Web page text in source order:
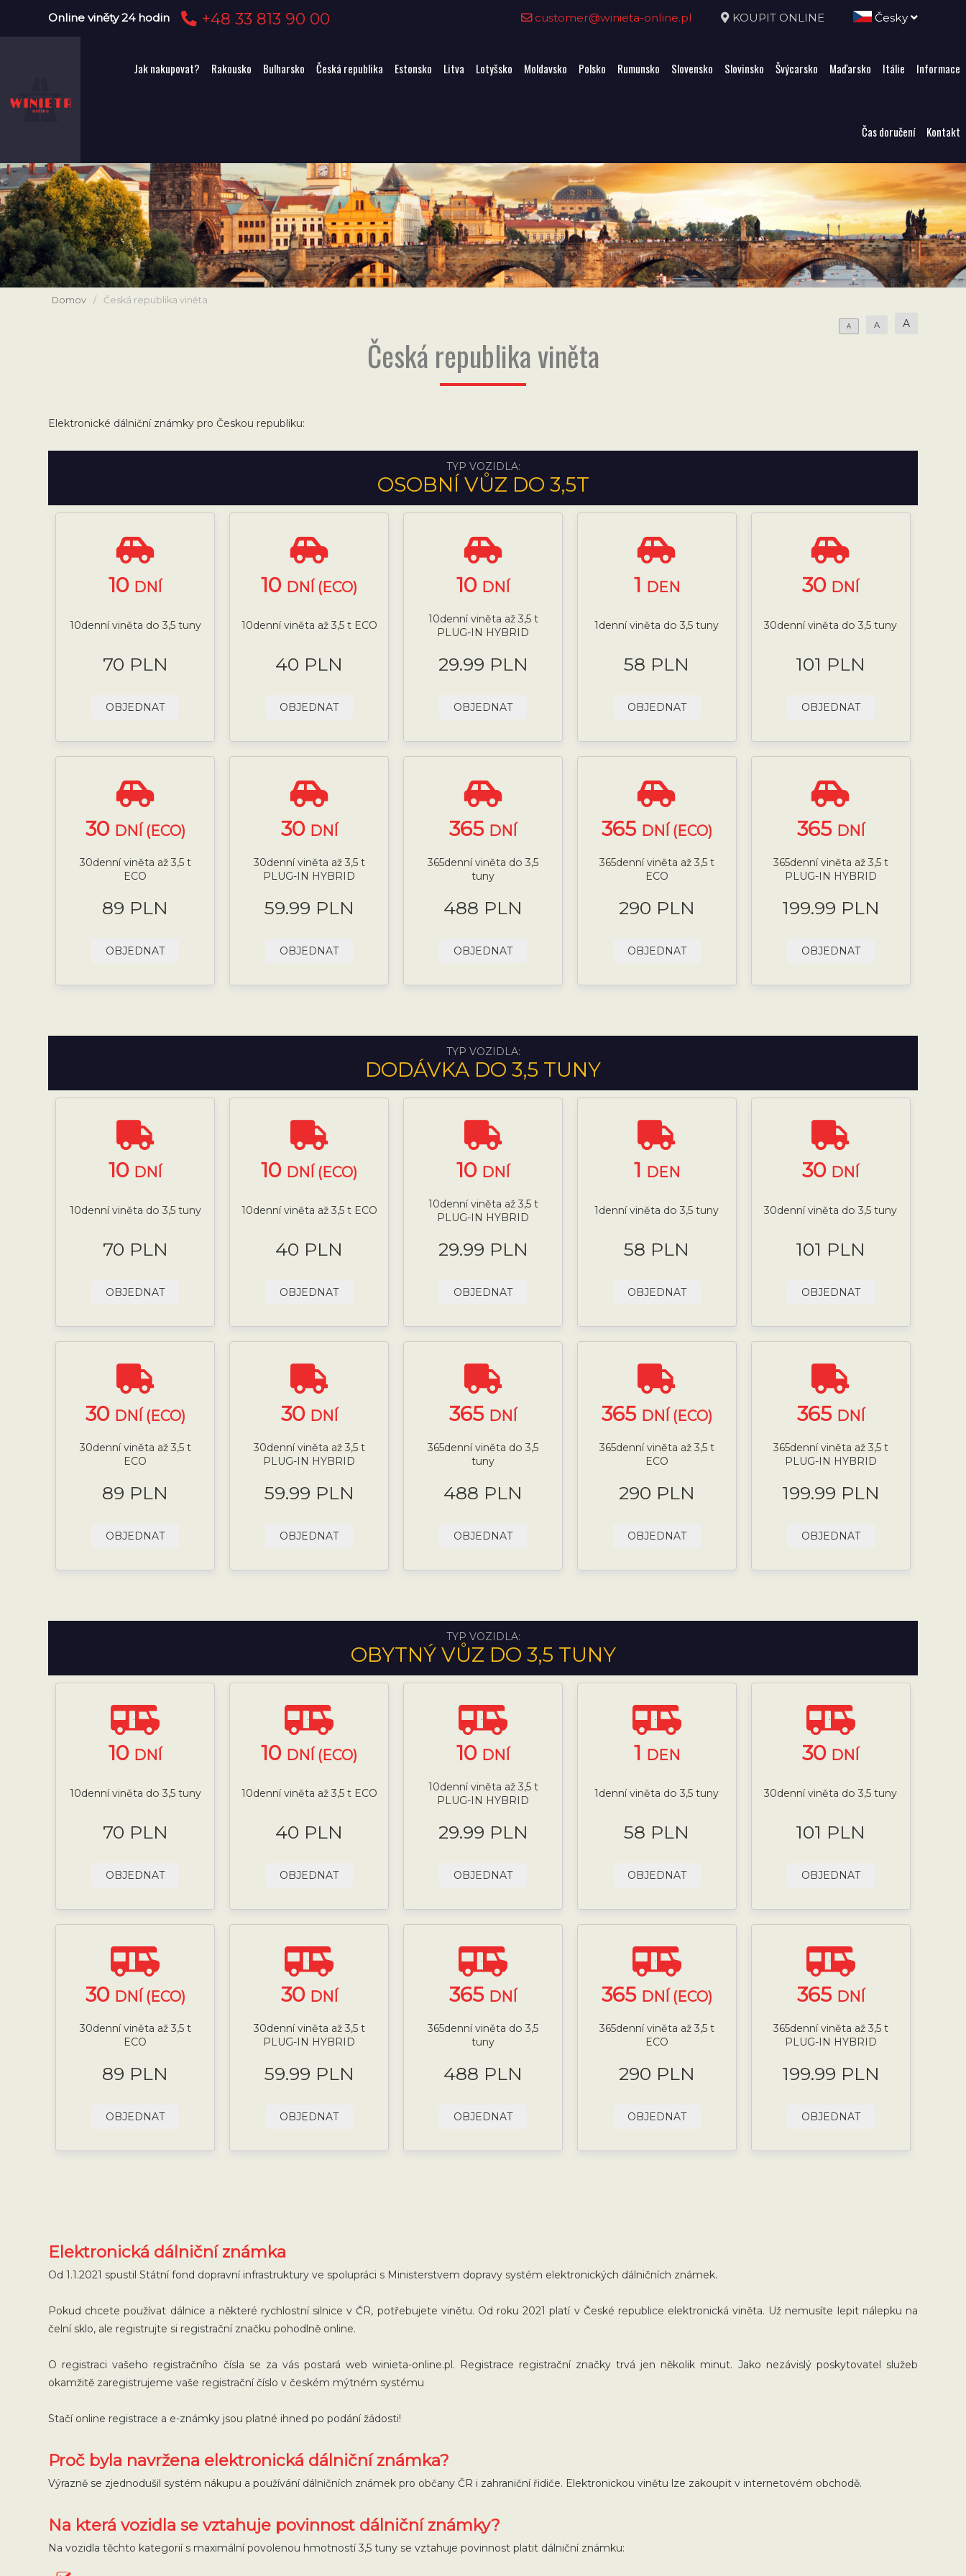
Online viněty 24 hodin +48 33 813 90 00 customer@winieta-online.pl KOUPIT ONLINE Česky
Jak nakupovat? Rakousko Bulharsko Česká republika Estonsko Litva Lotyšsko Moldavsko Polsko Rumunsko Slovensko Slovinsko Švýcarsko Maďarsko Itálie Informace
Čas doručení Kontakt
Domov / Česká republika viněta
A A A
Česká republika viněta
Elektronické dálniční známky pro Českou republiku:
TYP VOZIDLA:
OSOBNÍ VŮZ DO 3,5T
10 DNÍ
10denní viněta do 3,5 tuny
70 PLN
OBJEDNAT
10 DNÍ (ECO)
10denní viněta až 3,5 t ECO
40 PLN
OBJEDNAT
10 DNÍ
10denní viněta až 3,5 t
PLUG-IN HYBRID
29.99 PLN
OBJEDNAT
1 DEN
1denní viněta do 3,5 tuny
58 PLN
OBJEDNAT
30 DNÍ
30denní viněta do 3,5 tuny
101 PLN
OBJEDNAT
30 DNÍ (ECO)
30denní viněta až 3,5 t
ECO
89 PLN
OBJEDNAT
30 DNÍ
30denní viněta až 3,5 t
PLUG-IN HYBRID
59.99 PLN
OBJEDNAT
365 DNÍ
365denní viněta do 3,5
tuny
488 PLN
OBJEDNAT
365 DNÍ (ECO)
365denní viněta až 3,5 t
ECO
290 PLN
OBJEDNAT
365 DNÍ
365denní viněta až 3,5 t
PLUG-IN HYBRID
199.99 PLN
OBJEDNAT
TYP VOZIDLA:
DODÁVKA DO 3,5 TUNY
10 DNÍ
10denní viněta do 3,5 tuny
70 PLN
OBJEDNAT
10 DNÍ (ECO)
10denní viněta až 3,5 t ECO
40 PLN
OBJEDNAT
10 DNÍ
10denní viněta až 3,5 t
PLUG-IN HYBRID
29.99 PLN
OBJEDNAT
1 DEN
1denní viněta do 3,5 tuny
58 PLN
OBJEDNAT
30 DNÍ
30denní viněta do 3,5 tuny
101 PLN
OBJEDNAT
30 DNÍ (ECO)
30denní viněta až 3,5 t
ECO
89 PLN
OBJEDNAT
30 DNÍ
30denní viněta až 3,5 t
PLUG-IN HYBRID
59.99 PLN
OBJEDNAT
365 DNÍ
365denní viněta do 3,5
tuny
488 PLN
OBJEDNAT
365 DNÍ (ECO)
365denní viněta až 3,5 t
ECO
290 PLN
OBJEDNAT
365 DNÍ
365denní viněta až 3,5 t
PLUG-IN HYBRID
199.99 PLN
OBJEDNAT
TYP VOZIDLA:
OBYTNÝ VŮZ DO 3,5 TUNY
10 DNÍ
10denní viněta do 3,5 tuny
70 PLN
OBJEDNAT
10 DNÍ (ECO)
10denní viněta až 3,5 t ECO
40 PLN
OBJEDNAT
10 DNÍ
10denní viněta až 3,5 t
PLUG-IN HYBRID
29.99 PLN
OBJEDNAT
1 DEN
1denní viněta do 3,5 tuny
58 PLN
OBJEDNAT
30 DNÍ
30denní viněta do 3,5 tuny
101 PLN
OBJEDNAT
30 DNÍ (ECO)
30denní viněta až 3,5 t
ECO
89 PLN
OBJEDNAT
30 DNÍ
30denní viněta až 3,5 t
PLUG-IN HYBRID
59.99 PLN
OBJEDNAT
365 DNÍ
365denní viněta do 3,5
tuny
488 PLN
OBJEDNAT
365 DNÍ (ECO)
365denní viněta až 3,5 t
ECO
290 PLN
OBJEDNAT
365 DNÍ
365denní viněta až 3,5 t
PLUG-IN HYBRID
199.99 PLN
OBJEDNAT
Elektronická dálniční známka
Od 1.1.2021 spustil Státní fond dopravní infrastruktury ve spolupráci s Ministerstvem dopravy systém elektronických dálničních známek.
Pokud chcete používat dálnice a některé rychlostní silnice v ČR, potřebujete vinětu. Od roku 2021 platí v České republice elektronická viněta. Už nemusíte lepit nálepku na
čelní sklo, ale registrujte si registrační značku pohodlně online.
O registraci vašeho registračního čísla se za vás postará web winieta-online.pl. Registrace registrační značky trvá jen několik minut. Jako nezávislý poskytovatel služeb
okamžitě zaregistrujeme vaše registrační číslo v českém mýtném systému
Stačí online registrace a e-známky jsou platné ihned po podání žádosti!
Proč byla navržena elektronická dálniční známka?
Výrazně se zjednodušil systém nákupu a používání dálničních známek pro občany ČR i zahraniční řidiče. Elektronickou vinětu lze zakoupit v internetovém obchodě.
Na která vozidla se vztahuje povinnost dálniční známky?
Na vozidla těchto kategorií s maximální povolenou hmotností 3,5 tuny se vztahuje povinnost platit dálniční známku: